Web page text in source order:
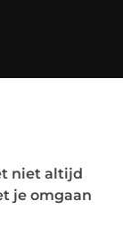
niet altijd
je omgaan